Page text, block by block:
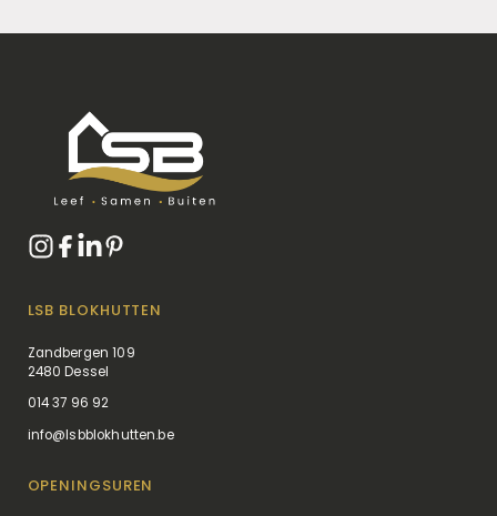
LSB BLOKHUTTEN
Zandbergen 109
2480 Dessel
014 37 96 92
info@lsbblokhutten.be
OPENINGSUREN